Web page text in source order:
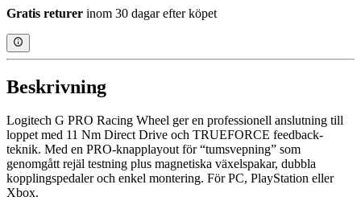
Gratis returer inom 30 dagar efter köpet
Beskrivning
Logitech G PRO Racing Wheel ger en professionell anslutning till
loppet med 11 Nm Direct Drive och TRUEFORCE feedback-
teknik. Med en PRO-knapplayout för “tumsvepning” som
genomgått rejäl testning plus magnetiska växelspakar, dubbla
kopplingspedaler och enkel montering. För PC, PlayStation eller
Xbox.